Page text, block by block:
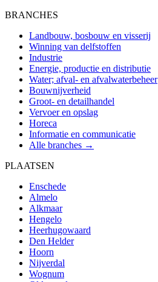
BRANCHES
Landbouw, bosbouw en visserij
Winning van delfstoffen
Industrie
Energie, productie en distributie
Water; afval- en afvalwaterbeheer
Bouwnijverheid
Groot- en detailhandel
Vervoer en opslag
Horeca
Informatie en communicatie
Alle branches →
PLAATSEN
Enschede
Almelo
Alkmaar
Hengelo
Heerhugowaard
Den Helder
Hoorn
Nijverdal
Wognum